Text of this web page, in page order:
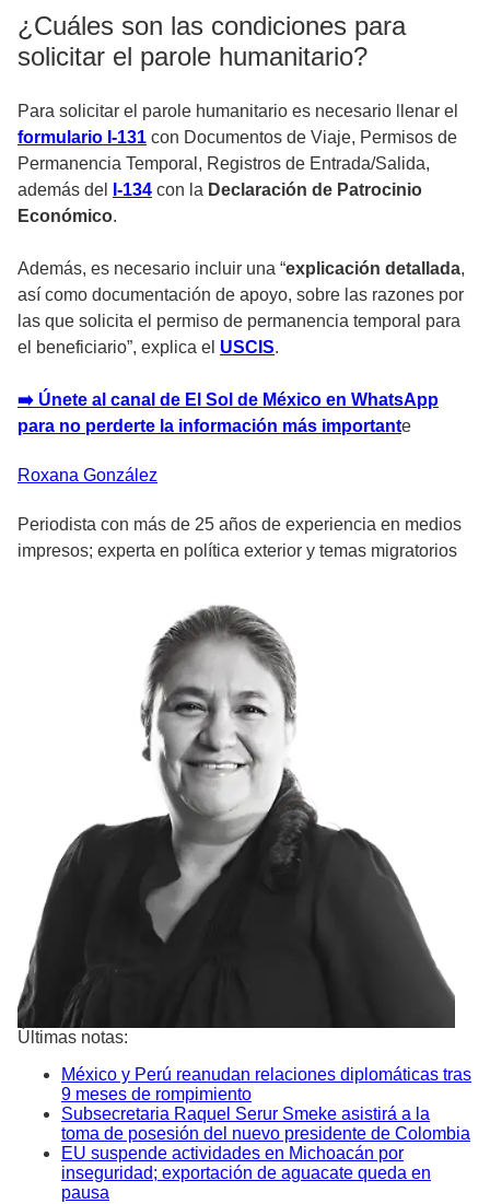
¿Cuáles son las condiciones para
solicitar el parole humanitario?
Para solicitar el parole humanitario es necesario llenar el
formulario I-131 con Documentos de Viaje, Permisos de
Permanencia Temporal, Registros de Entrada/Salida,
además del
I-134 con la Declaración de Patrocinio
Económico.
Además, es necesario incluir una “explicación detallada,
así como documentación de apoyo, sobre las razones por
las que solicita el permiso de permanencia temporal para
el beneficiario”, explica el USCIS.
➡️ Únete al canal de El Sol de México en WhatsApp
para no perderte la información más importante
Roxana González
Periodista con más de 25 años de experiencia en medios
impresos; experta en política exterior y temas migratorios
Últimas notas:
México y Perú reanudan relaciones diplomáticas tras
9 meses de rompimiento
Subsecretaria Raquel Serur Smeke asistirá a la
toma de posesión del nuevo presidente de Colombia
EU suspende actividades en Michoacán por
inseguridad; exportación de aguacate queda en
pausa